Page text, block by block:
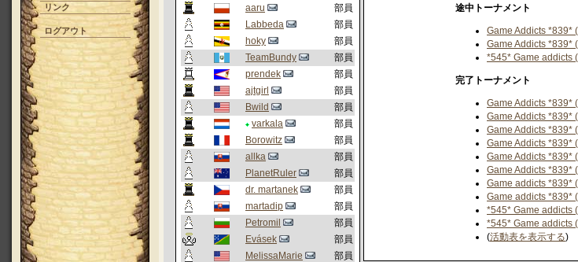
リンク
ログアウト
aaru
部員
Labbeda
部員
hoky
部員
TeamBundy
部員
prendek
部員
ajtgirl
部員
Bwild
部員
varkala
部員
Borowitz
部員
allka
部員
PlanetRuler
部員
dr. martanek
部員
martadip
部員
Petromil
部員
Evásek
部員
MelissaMarie
部員
途中トーナメント
Game Addicts *839*
Game Addicts *839*
*545* Game addicts
完了トーナメント
Game Addicts *839*
Game Addicts *839*
Game Addicts *839*
Game Addicts *839*
Game Addicts *839*
Game Addicts *839*
Game addicts *839*
Game addicts *839*
*545* Game addicts
*545* Game addicts
(活動表を表示する)